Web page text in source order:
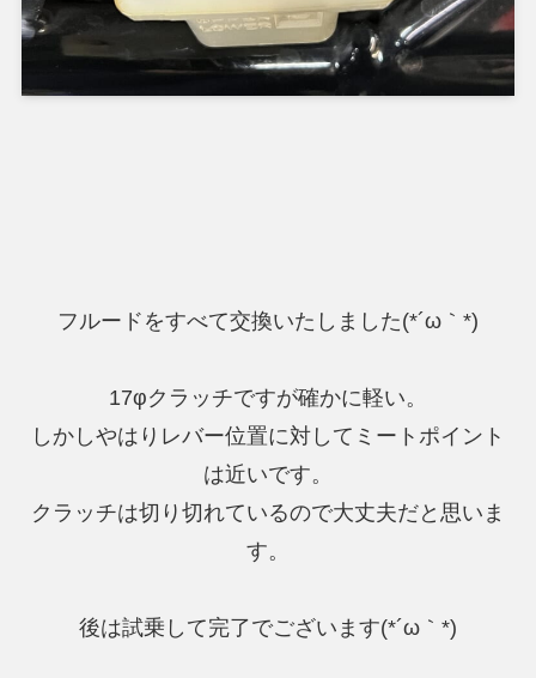
フルードをすべて交換いたしました(*´ω｀*)
17φクラッチですが確かに軽い。
しかしやはりレバー位置に対してミートポイント
は近いです。
クラッチは切り切れているので大丈夫だと思いま
す。
後は試乗して完了でございます(*´ω｀*)